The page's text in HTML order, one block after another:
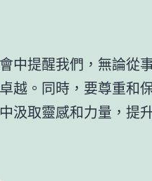
中提醒我們，無論從
越。同時，要尊重和
汲取靈感和力量，提